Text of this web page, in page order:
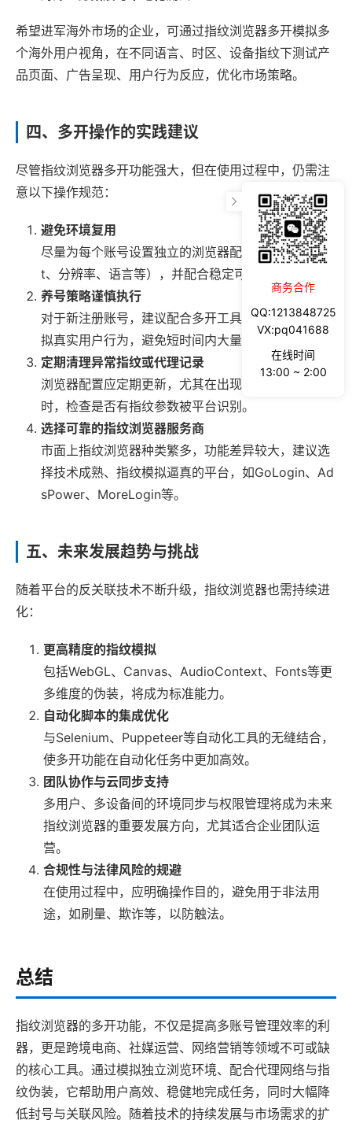
希望进军海外市场的企业，可通过指纹浏览器多开模拟多
个海外用户视角，在不同语言、时区、设备指纹下测试产
品页面、广告呈现、用户行为反应，优化市场策略。
四、多开操作的实践建议
尽管指纹浏览器多开功能强大，但在使用过程中，仍需注
意以下操作规范：
避免环境复用
尽量为每个账号设置独立的浏览器配置（User-Agen
t、分辨率、语言等），并配合稳定可靠的代理IP。
养号策略谨慎执行
对于新注册账号，建议配合多开工具进行“养号”，模
拟真实用户行为，避免短时间内大量操作造成风险。
定期清理异常指纹或代理记录
浏览器配置应定期更新，尤其在出现账号登录异常
时，检查是否有指纹参数被平台识别。
选择可靠的指纹浏览器服务商
市面上指纹浏览器种类繁多，功能差异较大，建议选
择技术成熟、指纹模拟逼真的平台，如GoLogin、Ad
sPower、MoreLogin等。
五、未来发展趋势与挑战
随着平台的反关联技术不断升级，指纹浏览器也需持续进
化：
更高精度的指纹模拟
包括WebGL、Canvas、AudioContext、Fonts等更
多维度的伪装，将成为标准能力。
自动化脚本的集成优化
与Selenium、Puppeteer等自动化工具的无缝结合，
使多开功能在自动化任务中更加高效。
团队协作与云同步支持
多用户、多设备间的环境同步与权限管理将成为未来
指纹浏览器的重要发展方向，尤其适合企业团队运
营。
合规性与法律风险的规避
在使用过程中，应明确操作目的，避免用于非法用
途，如刷量、欺诈等，以防触法。
总结
指纹浏览器的多开功能，不仅是提高多账号管理效率的利
器，更是跨境电商、社媒运营、网络营销等领域不可或缺
的核心工具。通过模拟独立浏览环境、配合代理网络与指
纹伪装，它帮助用户高效、稳健地完成任务，同时大幅降
低封号与关联风险。随着技术的持续发展与市场需求的扩
商务合作
QQ:1213848725
VX:pq041688
在线时间
13:00 ~ 2:00